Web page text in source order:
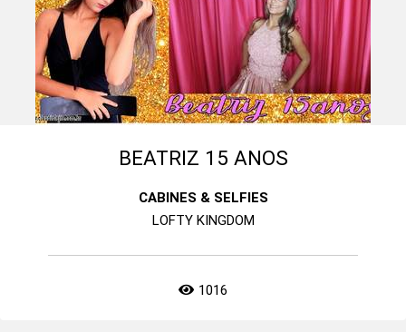
BEATRIZ 15 ANOS
CABINES & SELFIES
LOFTY KINGDOM
1016